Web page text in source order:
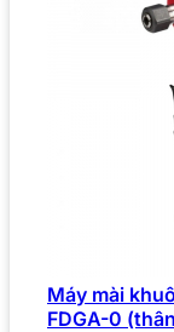
Máy mài
FDGA-0